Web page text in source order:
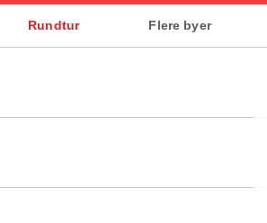
Rundtur Flere byer